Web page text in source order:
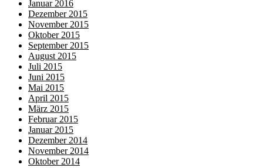
Januar 2016
Dezember 2015
November 2015
Oktober 2015
September 2015
August 2015
Juli 2015
Juni 2015
Mai 2015
April 2015
März 2015
Februar 2015
Januar 2015
Dezember 2014
November 2014
Oktober 2014